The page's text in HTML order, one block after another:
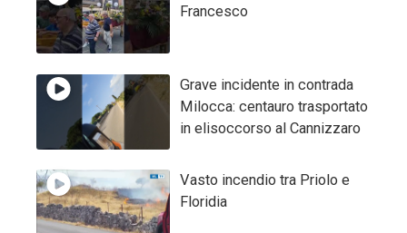
Francesco
Grave incidente in contrada
Milocca: centauro trasportato
in elisoccorso al Cannizzaro
Vasto incendio tra Priolo e
Floridia